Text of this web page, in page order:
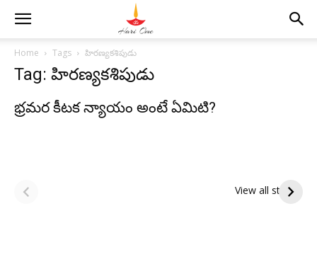
Home Tags హిరణ్యకశిపుడు
Tag: హిరణ్యకశిపుడు
భ్రమర కీటక న్యాయం అంటే ఏమిటి?
View all stories
పితృదేవతల ఆశీర్వాదం
పొందే పవిత్ర రోజు
ఇంద్రకీలాద్రి గిరి ప్రదక్షిణ